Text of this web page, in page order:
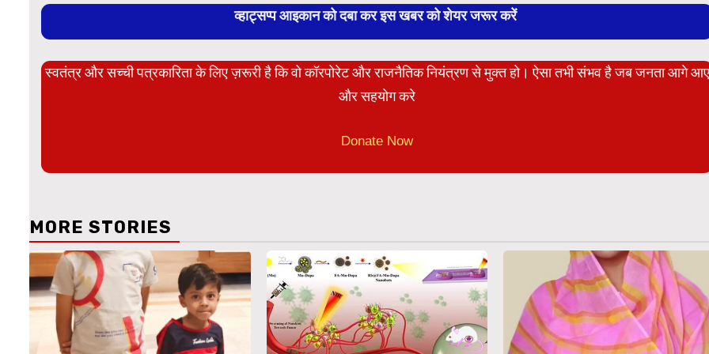
व्हाट्सप्प आइकान को दबा कर इस खबर को शेयर जरूर करें
स्वतंत्र और सच्ची पत्रकारिता के लिए ज़रूरी है कि वो कॉरपोरेट और राजनैतिक नियंत्रण से मुक्त हो। ऐसा तभी संभव है जब जनता आगे आए
और सहयोग करे
Donate Now
MORE STORIES